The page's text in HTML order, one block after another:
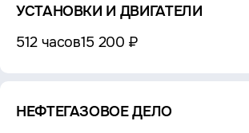
УСТАНОВКИ И ДВИГАТЕЛИ
512 часов15 200 ₽
НЕФТЕГАЗОВОЕ ДЕЛО